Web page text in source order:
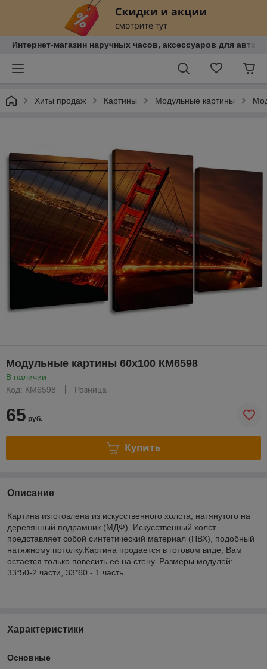
Интернет-магазин наручных часов, аксессуаров для авто,
Хиты продаж Картины Модульные картины
Модульные картины 60x100 КМ6598
В наличии
Код: КМ6598
Розница
65 руб.
Купить
Описание
Картина изготовлена из искусственного холста, натянутого на
деревянный подрамник (МДФ). Искусственный холст
представляет собой синтетический материал (ПВХ), подобный
натяжному потолку.Картина продается в готовом виде, Вам
остается только повесить её на стену. Размеры модулей:
33*50-2 части, 33*60 - 1 часть
Характеристики
Основные